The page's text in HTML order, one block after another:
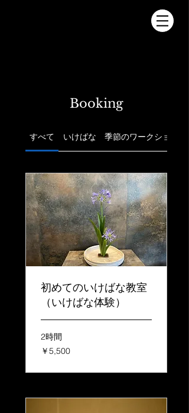
Booking
すべて いけばな 季節のワークショップ
初めてのいけばな教室
（いけばな体験）
2時間
5,500
円
￥5,500